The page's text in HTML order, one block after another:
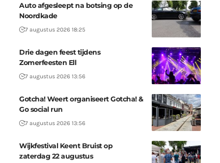
Auto afgesleept na botsing op de
Noordkade
7 augustus 2026 18:25
Drie dagen feest tijdens
Zomerfeesten Ell
7 augustus 2026 13:56
Gotcha! Weert organiseert Gotcha! &
Go social run
7 augustus 2026 13:56
Wijkfestival Keent Bruist op
zaterdag 22 augustus